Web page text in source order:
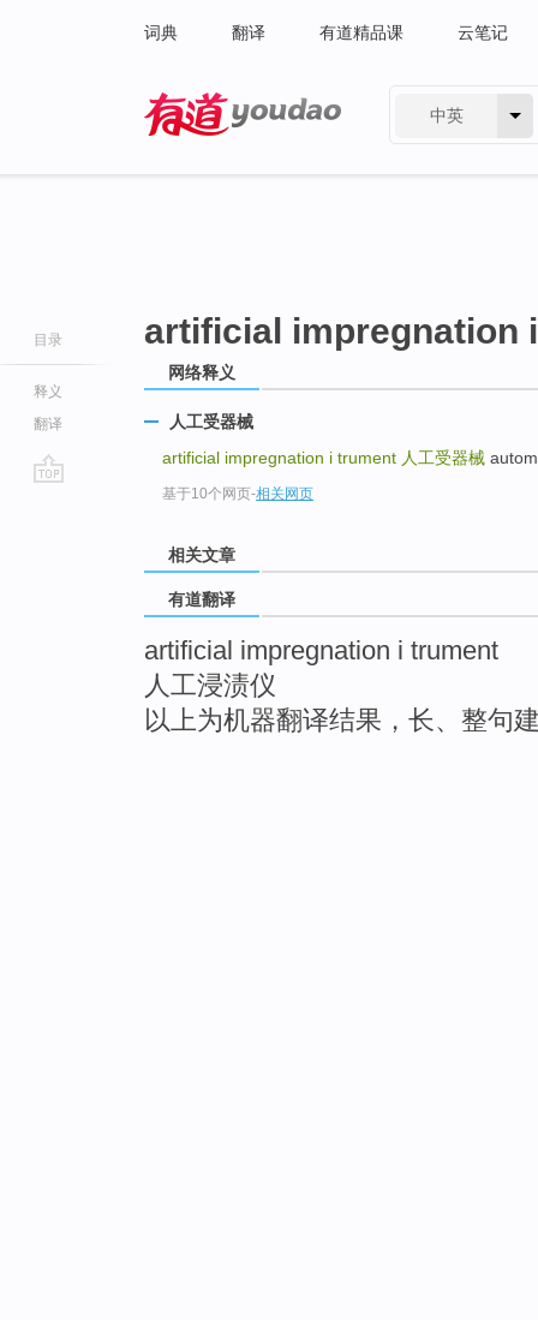
词典 翻译 有道精品课 云笔记
中英
目录
释义
翻译
artificial impregnation
网络释义
人工受器械
artificial impregnation i trument 人工受器械
基于10个网页-相关网页
相关文章
有道翻译
artificial impregnation i trument
人工浸渍仪
以上为机器翻译结果，长、整句